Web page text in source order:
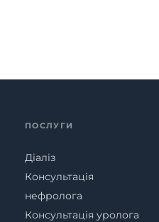
ПОСЛУГИ
Діаліз
Консультація
нефролога
Консультація уролога